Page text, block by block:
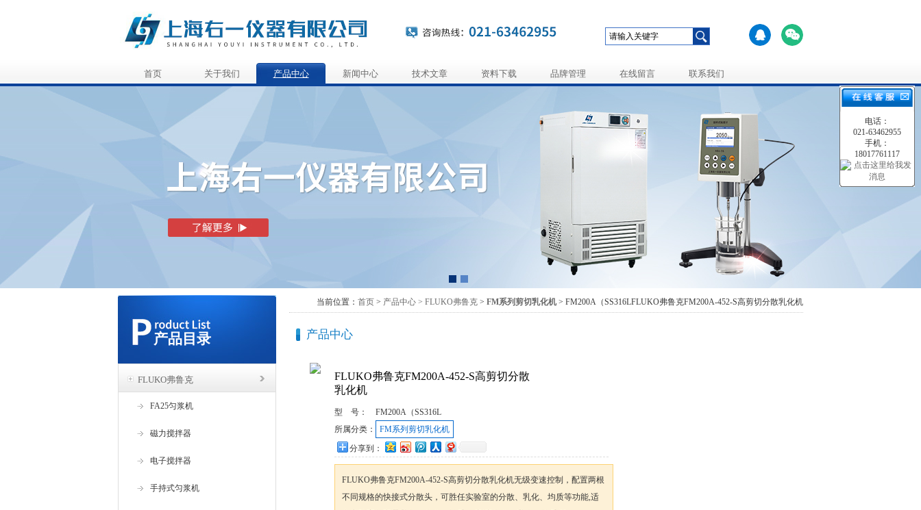
首页 关于我们 产品中心 新闻中心 技术文章 资料下载 品牌管理 在线留言 联系我们
产品目录
FLUKO弗鲁克
FA25匀浆机
磁力搅拌器
电子搅拌器
手持式匀浆机
当前位置： 首页 > 产品中心 > FLUKO弗鲁克 > FM系列剪切乳化机 > FM200A（SS316LFLUKO弗鲁克FM200A-452-S高剪切分散乳化机
产品中心
FLUKO弗鲁克FM200A-452-S高剪切分散
乳化机
型 号：
FM200A（SS316L
所属分类：
FM系列剪切乳化机
分享到：
FLUKO弗鲁克FM200A-452-S高剪切分散乳化机无级变速控制，配置两根
不同规格的快接式分散头，可胜任实验室的分散、乳化、均质等功能,适
电话：
021-63462955
手机：
18017761117